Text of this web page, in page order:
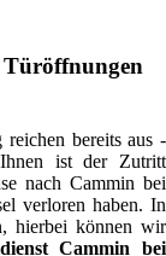
Türöffnungen
reichen bereits aus -
ist der Zutritt
nach Cammin bei
verloren haben. In
hierbei können wir
Cammin bei